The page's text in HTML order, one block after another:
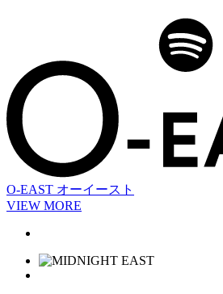
O-EAST オーイースト
VIEW MORE